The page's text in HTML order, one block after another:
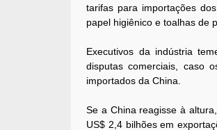
tarifas para importações
papel higiênico e toalhas de
Executivos da indústria
disputas comerciais, caso
importados da China.
Se a China reagisse à
US$ 2,4 bilhões em